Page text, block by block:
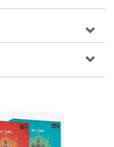
撩亂，像眼睛有毛病
焰）。
。
來的城市（尋香